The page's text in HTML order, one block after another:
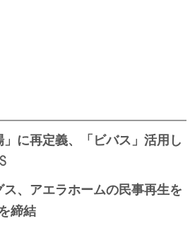
に再定義、「ビバス」活用し
、アエラホームの民事再生を
締結